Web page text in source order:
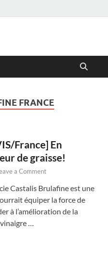
FRANCE
France] En
de graisse!
a Comment
Castalis Brulafine est une
équiper la force de
à l’amélioration de la
…